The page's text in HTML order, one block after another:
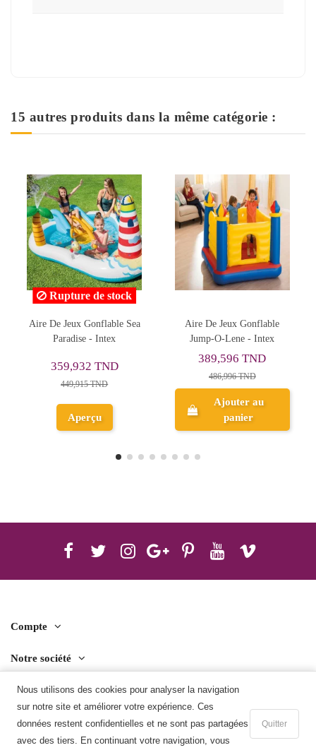
Nous utilisons des cookies pour analyser la navigation
sur notre site et améliorer votre expérience. Ces
données restent confidentielles et ne sont pas partagées
avec des tiers. En continuant votre navigation, vous
Quitter
Ajouter au panier
15 autres produits dans la même catégorie :
Aire De Jeux Gonflable
Jump-O-Lene - Intex
Ajouter au
panier
Filet de Water-Polo
Gonflable Pour Piscine -
1.37m x 66cm - BESTWAY
35,195 TND
Aperçu
Compte
Notre société
Contact us
Télécharger l'application mobile